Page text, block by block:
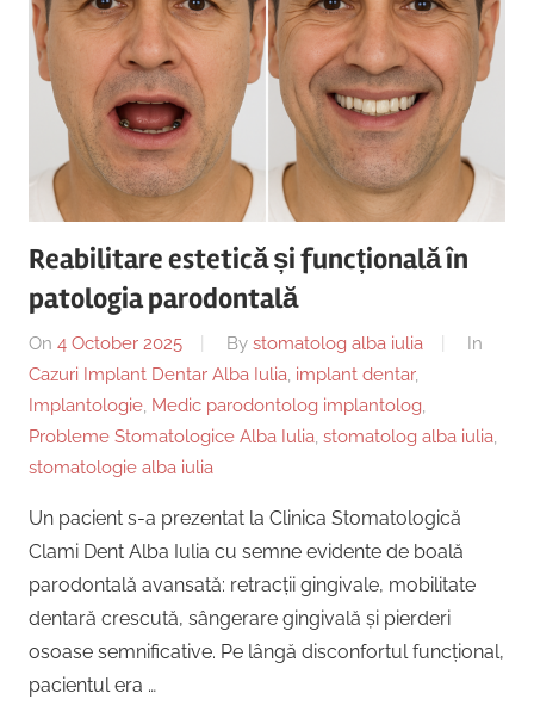
Reabilitare estetică și funcțională în
patologia parodontală
On 4 October 2025 By stomatolog alba iulia
In
Cazuri Implant Dentar Alba Iulia, implant dentar,
Implantologie, Medic parodontolog implantolog,
Probleme Stomatologice Alba Iulia, stomatolog alba iulia,
stomatologie alba iulia
Un pacient s-a prezentat la Clinica Stomatologică
Clami Dent Alba Iulia cu semne evidente de boală
parodontală avansată: retracții gingivale, mobilitate
dentară crescută, sângerare gingivală și pierderi
osoase semnificative. Pe lângă disconfortul funcțional,
pacientul era …